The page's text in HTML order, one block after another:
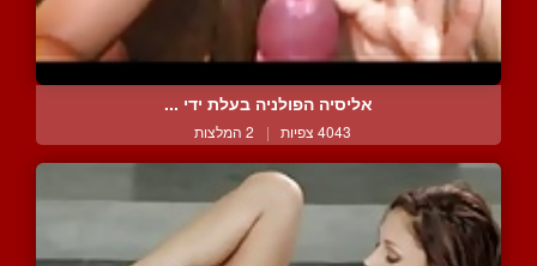
אליסיה הפולניה בעלת ידי ...
4043 צפיות | 2 המלצות